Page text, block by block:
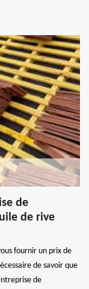
de
de rive
fournir un prix de
de savoir que
de